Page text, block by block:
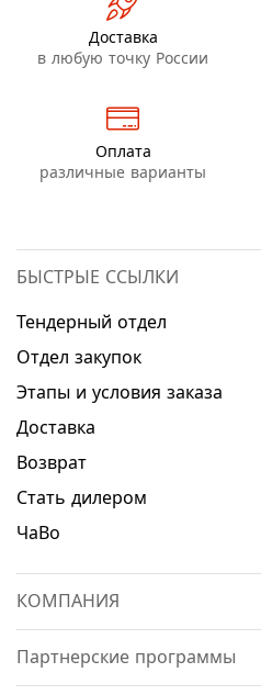
Доставка
в любую точку России
Оплата
различные варианты
БЫСТРЫЕ ССЫЛКИ
Тендерный отдел
Отдел закупок
Этапы и условия заказа
Доставка
Возврат
Стать дилером
ЧаВо
КОМПАНИЯ
Партнерские программы